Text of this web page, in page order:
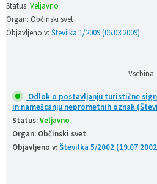
Status: Veljavno
Organ: Občinski svet
Objavljeno v: Številka 1/2009 (06.03.2009)
Odlok o postavljanju turistične
in namešcanju neprometnih oznak
Status:Veljavno
Organ: Občinski svet
Objavljeno v:Številka 5/2002